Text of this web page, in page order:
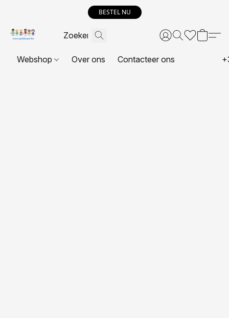
BESTEL NU
Webshop Over ons Contacteer ons